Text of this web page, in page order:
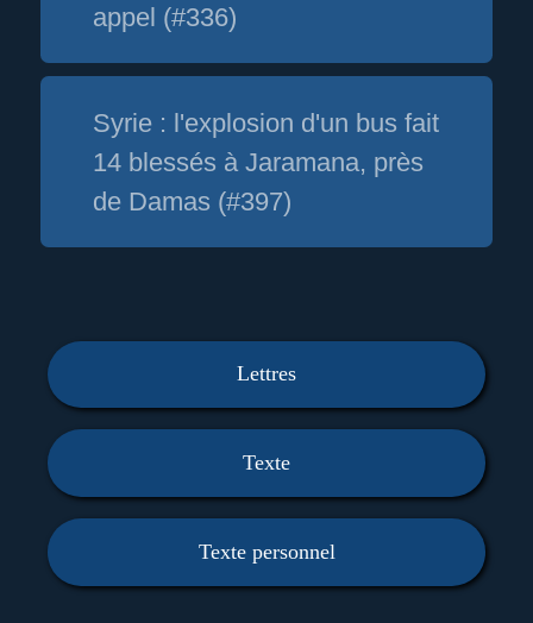
appel (#336)
Syrie : l'explosion d'un bus fait
14 blessés à Jaramana, près
de Damas (#397)
Lettres
Texte
Texte personnel